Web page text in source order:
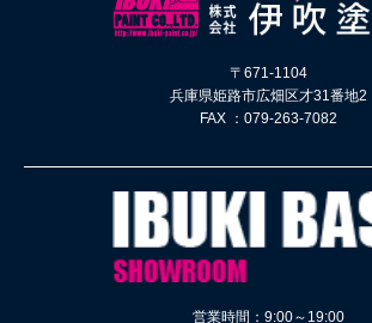
〒671-1104
兵庫県姫路市広畑区才31番地2
FAX ：079-263-7082
営業時間：9:00～19:00